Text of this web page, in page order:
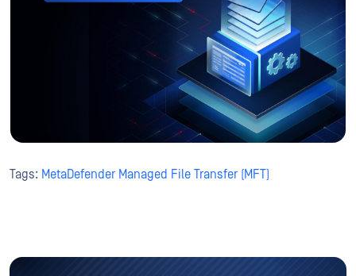
Tags: MetaDefender Managed File Transfer (MFT)